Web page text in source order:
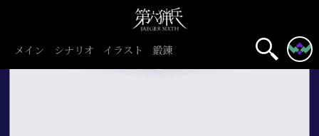
メイン シナリオ イラスト 鍛錬